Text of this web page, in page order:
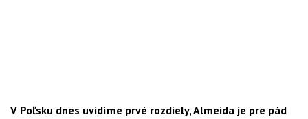
V Poľsku dnes uvidíme prvé rozdiely, Almeida je pre pád